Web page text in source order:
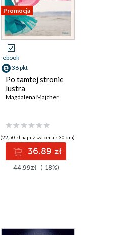
Promocja
ebook
36 pkt
Po tamtej stronie
lustra
Magdalena Majcher
(22,50 zł najniższa cena z 30 dni)
36.89 zł
44.99zł (-18%)